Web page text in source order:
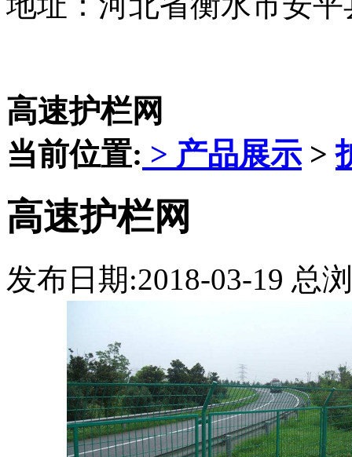
高速护栏网
当前位置: > 产品展示>
高速护栏网
发布日期:2018-03-19 总